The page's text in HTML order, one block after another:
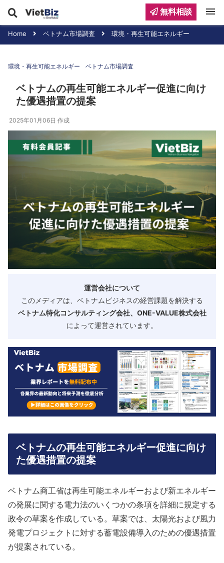
Home ベトナム市場調査 環境・再生可能エネルギー
環境・再生可能エネルギー ベトナム市場調査
ベトナムの再生可能エネルギー促進に向け
た優遇措置の提案
2025年01月06日 作成
運営会社について
このメディアは、ベトナムビジネスの経営課題を解決する
ベトナム特化コンサルティング会社、ONE-VALUE株式会社
によって運営されています。
ベトナムの再生可能エネルギー促進に向け
た優遇措置の提案
ベトナム商工省は再生可能エネルギーおよび新エネルギー
の発展に関する電力法のいくつかの条項を詳細に規定する
政令の草案を作成している。草案では、太陽光および風力
発電プロジェクトに対する蓄電設備導入のための優遇措置
が提案されている。
無料相談 menu